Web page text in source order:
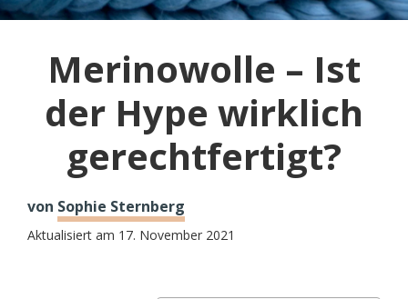
Merinowolle – Ist
der Hype wirklich
gerechtfertigt?
von Sophie Sternberg
Aktualisiert am 17. November 2021